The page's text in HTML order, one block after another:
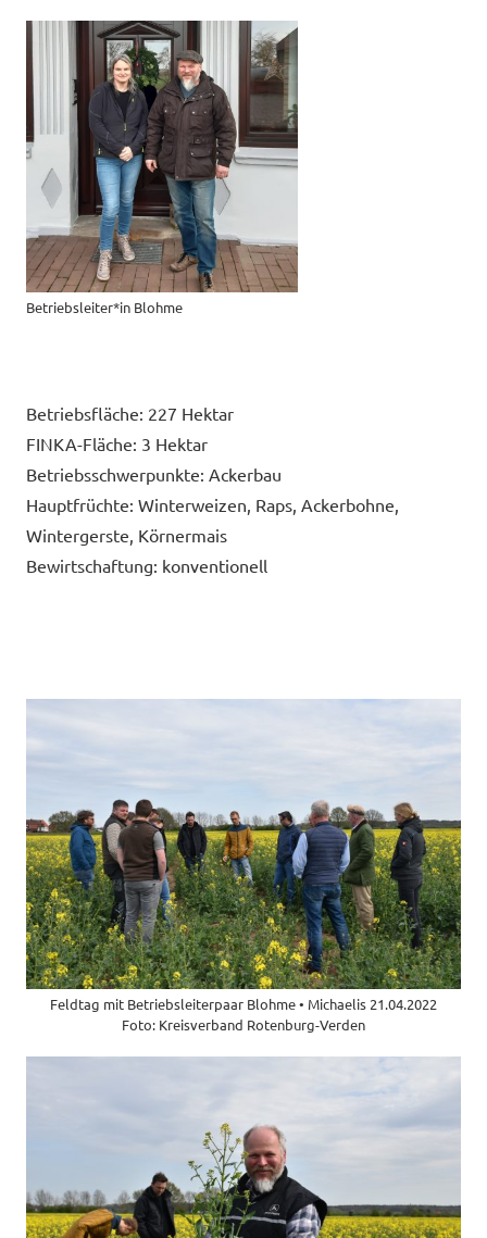
Betriebsleiter*in Blohme
Betriebsfläche: 227 Hektar
FINKA-Fläche: 3 Hektar
Betriebsschwerpunkte: Ackerbau
Hauptfrüchte: Winterweizen, Raps, Ackerbohne,
Wintergerste, Körnermais
Bewirtschaftung: konventionell
Feldtag mit Betriebsleiterpaar Blohme • Michaelis 21.04.2022
Foto: Kreisverband Rotenburg-Verden